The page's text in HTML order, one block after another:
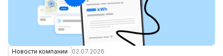
Новости компании 02.07.2026